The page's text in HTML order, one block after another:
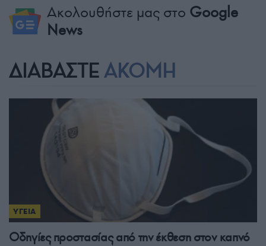
Ακολουθήστε μας στο Google
News
ΔΙΑΒΑΣΤΕ ΑΚΟΜΗ
ΥΓΕΙΑ
Οδηγίες προστασίας από την έκθεση στον καπνό